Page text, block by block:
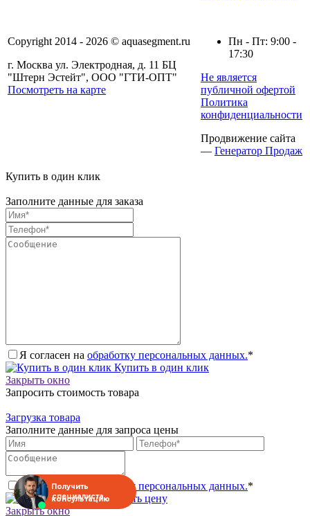
Copyright 2014 - 2026 © aquasegment.ru
г. Москва ул. Электродная, д. 11 БЦ
"Штерн Эстейт", ООО "ГТИ-ОПТ"
Посмотреть на карте
Пн - Пт: 9:00 -
17:30
Не является
публичной офертой
Политика
конфиденциальности
Продвижение сайта
— Генератор Продаж
Купить в один клик
Заполните данные для заказа
Я согласен на обработку персональных данных.*
Купить в один клик
Закрыть окно
Запросить стоимость товара
Загрузка товара
Заполните данные для запроса цены
Я согласен наобработку персональных данных.*
Запросить цену
Закрыть окно
Получить
консультацию
специалиста